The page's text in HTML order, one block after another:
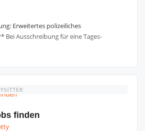
Erweitertes polizeiliches
Bei Ausschreibung für eine Tages-
finden